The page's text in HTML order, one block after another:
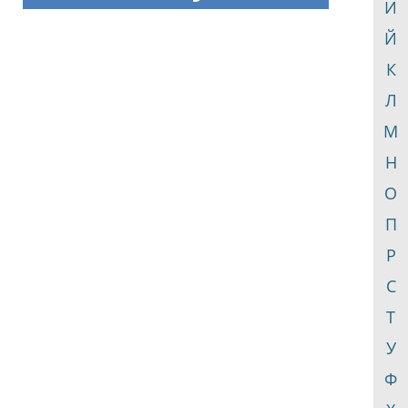
И
Й
К
Л
М
Н
О
П
Р
С
Т
У
Ф